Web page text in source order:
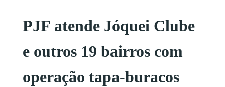
PJF atende Jóquei Clube
e outros 19 bairros com
operação tapa-buracos